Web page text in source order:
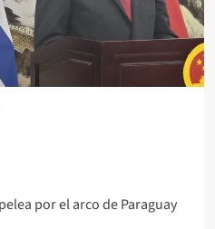
por el arco de Paraguay